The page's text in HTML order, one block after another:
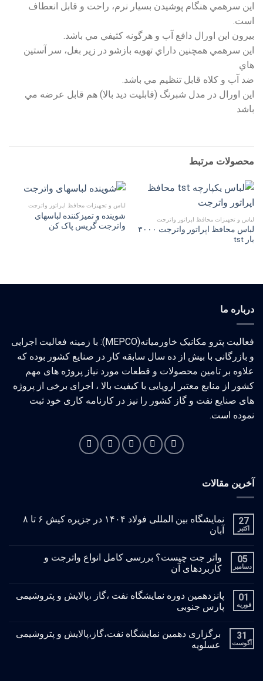
اين سرهمي هنگام پوشيدن بسيار نرم، راحت و قابل انعطاف
است.
بيرون اين اورال دافع آب و هرگونه كثيفي مي باشد.
اين سرهمي همچنين داراي تهويه بازشو در زير بغل، سر آستين
هاي
ضد آب و كلاه قابل تنظيم مي باشد.
اين اورال در مدل شبرنگ (قابليت ديد بالا) هم قابل عرضه مي
باشد
محصولات مرتبط
لباس و تجهیزات محافظ اپراتور واترجت
لباس محافظ اپراتور واترجت ۳۰۰۰
بار tst
لباس و تجهیزات محافظ اپراتور واترجت
شوینده و تمیزکننده لباسهای
واترجت گریس پاک کن
درباره ما
فعالیت پترو مکانیک خاورمیانه(MEPCO): با زمینه فعالیت اجرایی
و بازرگانی با بیش از ده سال سابقه کار در صنایع کشور بوده که
علاوه بر تامین محصولات و قطعات مورد نیاز پروژه های مهم
کشور از منابع معتبر اروپایی با کیفیت بالا ، اجرای برخی از پروژه
های صنایع نفت و گاز کشور را نیز در کارنامه کاری خود ثبت
نموده است.
آخرین مقالات
27
اکتبر
نمایشگاه بین المللی فولاد ۱۴۰۴ در جزیره کیش ۶ تا ۸
آبان
05
دسامبر
واتر جت چیست؟ بررسی کامل انواع واترجت و
کاربردهای آن
01
فوریه
پانزدهمین دوره نمایشگاه نفت ،گاز ،پالایش و پتروشیمی
پارس جنوبی
31
آگوست
برگزاری دهمین نمایشگاه نفت،گاز،پالایش و پتروشیمی
عسلویه